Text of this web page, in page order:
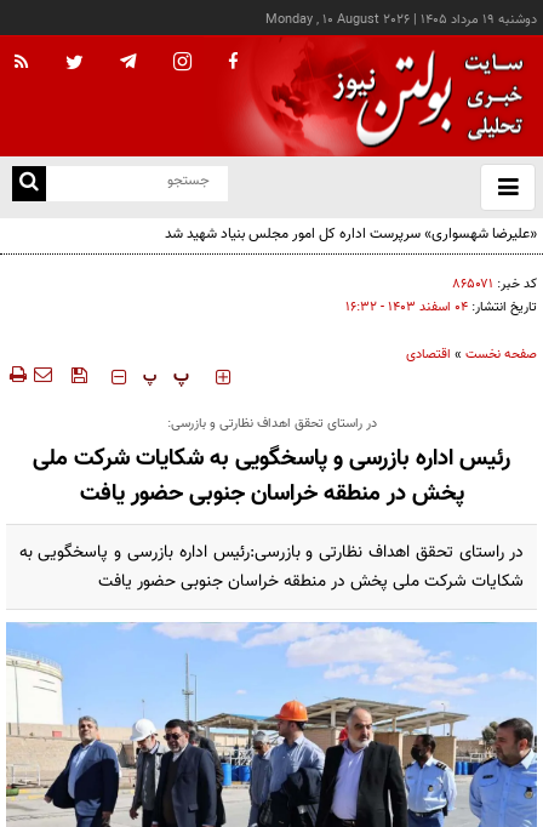
دوشنبه ۱۹ مرداد ۱۴۰۵ |
Monday , 10 August 2026
باز
و
«علیرضا شهسواری» سرپرست اداره کل امور مجلس بنیاد شهید شد
کد خبر: ۸۶۵۰۷۱
تاریخ انتشار: ۰۴ اسفند ۱۴۰۳ - ۱۶:۳۲
صفحه نخست » اقتصادی
‍‍‍ پ پ
در راستای تحقق اهداف نظارتی و بازرسی:
رئیس اداره بازرسی و پاسخگویی به شکایات شرکت ملی
پخش در منطقه خراسان جنوبی حضور یافت
در راستای تحقق اهداف نظارتی و بازرسی:رئیس اداره بازرسی و پاسخگویی به
شکایات شرکت ملی پخش در منطقه خراسان جنوبی حضور یافت